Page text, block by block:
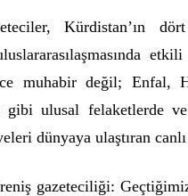
Kürdistan’ın
muhabir değil; Enfal,
gibi ulusal felaketlerde ve
dünyaya ulaştıran canlı
gazeteciliği: